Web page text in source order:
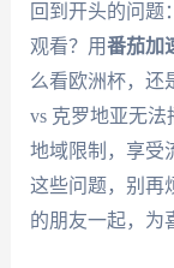
回到开头的问题
观看？用番茄加
么看欧洲杯，还
vs 克罗地亚无法
地域限制，享受
这些问题，别
的朋友一起，为